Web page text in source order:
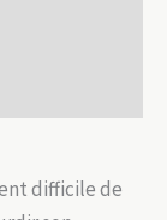
difficile de